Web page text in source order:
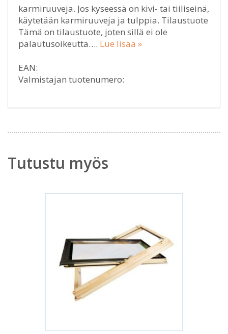
karmiruuveja. Jos kyseessä on kivi- tai tiiliseinä,
käytetään karmiruuveja ja tulppia. Tilaustuote
Tämä on tilaustuote, joten sillä ei ole
palautusoikeutta…. Lue lisää »
EAN:
Valmistajan tuotenumero:
Tutustu myös